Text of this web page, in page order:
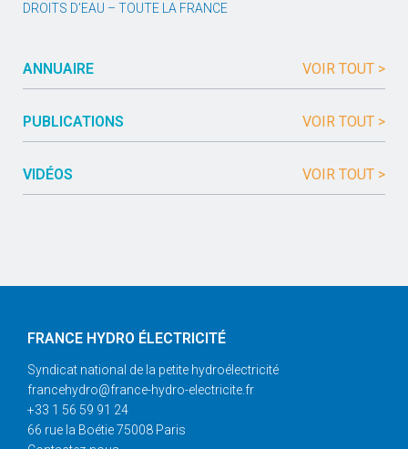
DROITS D’EAU – TOUTE LA FRANCE
ANNUAIRE VOIR TOUT >
PUBLICATIONS VOIR TOUT >
VIDÉOS VOIR TOUT >
FRANCE HYDRO ÉLECTRICITÉ
Syndicat national de la petite hydroélectricité
francehydro@france-hydro-electricite.fr
+33 1 56 59 91 24
66 rue la Boétie 75008 Paris